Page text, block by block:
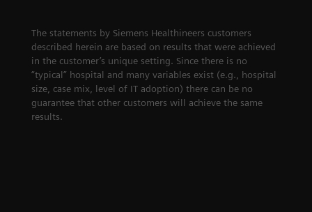
The statements by Siemens Healthineers customers
described herein are based on results that were achieved
in the customer’s unique setting. Since there is no
“typical” hospital and many variables exist (e.g., hospital
size, case mix, level of IT adoption) there can be no
guarantee that other customers will achieve the same
results.